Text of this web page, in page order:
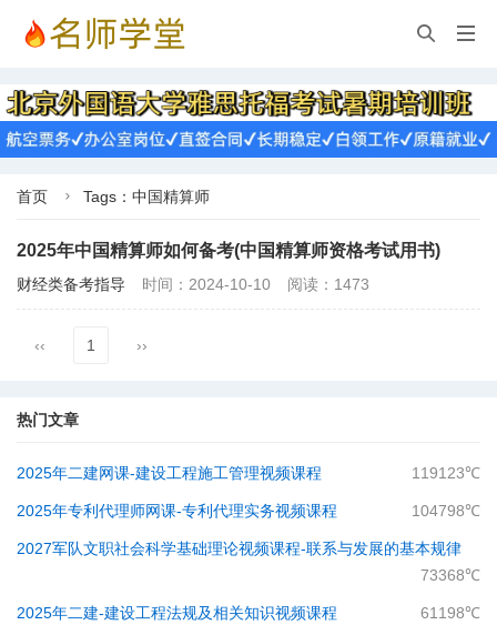


首页  Tags：中国精算师
2025年中国精算师如何备考(中国精算师资格考试用书)
财经类备考指导 时间：2024-10-10 阅读：1473
‹‹ 1 ››
热门文章
2025年二建网课-建设工程施工管理视频课程 119123℃
2025年专利代理师网课-专利代理实务视频课程 104798℃
2027军队文职社会科学基础理论视频课程-​联系与发展的基本规律
73368℃
2025年二建-建设工程法规及相关知识视频课程 61198℃